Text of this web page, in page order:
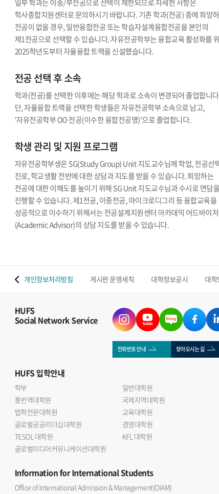
일부 학과는 이중/부전공으로 선택이 제한되므로 자세한 사항은
학사종합지원센터로 문의하시기 바랍니다. 기존 학과(전공) 중에 희망
전공이 없을 경우, 일반융합전공 또는 학습자설계융합전공을 본인의
제1전공으로 선택할 수 있습니다. 자유전공학부는 융합교육 활성화를
2025학년도부터 자율융합 트랙을 신설했습니다.
전공 선택 후 소속
학과(전공)를 선택한 이후에는 해당 학과로 소속이 변경되어 졸업합니
단, 자율융합 트랙을 선택한 학생들은 자유전공학부 소속으로 남고,
‘자유전공학부 OO 전공(이수한 융합전공명)’으로 졸업합니다.
학생 관리 및 지원 프로그램
자유전공학부생은 SG(Study Group) Unit 지도교수님께 학업, 전공선
진로, 학교생활 전반에 대한 상담과 지도를 받을 수 있습니다. 희망하는
전공에 대한 이해도를 높이기 위해 SG Unit 지도교수님과 수시로 면담
진행할 수 있습니다. 제1전공, 이중전공, 마이크로디그리 등 융합교육을
성공적으로 이수하기 위해서는 전공설계지원센터 아카데믹 어드바이저
(Academic Advisor)의 상담 지도를 받을 수 있습니다.
개인정보처리방침 게시판 운영세칙 대학정보공시 대
HUFS
Social Network Service
전화번호 안내 찾아오시는 길
HUFS입학안내
학부
일반대학원
통번역대학원
국제지역대학원
법학전문대학원
교육대학원
글로벌공공리더십대학원
경영대학원
TESOL 대학원
KFL 대학원
글로벌미디어커뮤니케이션대학원
Informationfor International Students
Office of International Admission & Management(OIAM)